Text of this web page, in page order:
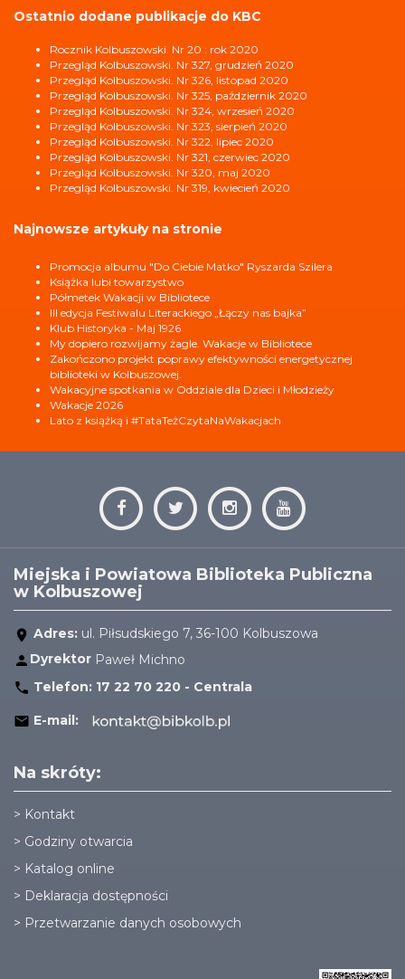
Ostatnio dodane publikacje do KBC
Rocznik Kolbuszowski. Nr 20 : rok 2020
Przegląd Kolbuszowski. Nr 327, grudzień 2020
Przegląd Kolbuszowski. Nr 326, listopad 2020
Przegląd Kolbuszowski. Nr 325, październik 2020
Przegląd Kolbuszowski. Nr 324, wrzesień 2020
Przegląd Kolbuszowski. Nr 323, sierpień 2020
Przegląd Kolbuszowski. Nr 322, lipiec 2020
Przegląd Kolbuszowski. Nr 321, czerwiec 2020
Przegląd Kolbuszowski. Nr 320, maj 2020
Przegląd Kolbuszowski. Nr 319, kwiecień 2020
Najnowsze artykuły na stronie
Promocja albumu "Do Ciebie Matko" Ryszarda Szilera
Książka lubi towarzystwo
Półmetek Wakacji w Bibliotece
III edycja Festiwalu Literackiego „Łączy nas bajka”
Klub Historyka - Maj 1926
My dopiero rozwijamy żagle. Wakacje w Bibliotece
Zakończono projekt poprawy efektywności energetycznej
biblioteki w Kolbuszowej.
Wakacyjne spotkania w Oddziale dla Dzieci i Młodzieży
Wakacje 2026
Lato z książką i #TataTeżCzytaNaWakacjach
Miejska i Powiatowa Biblioteka Publiczna
w Kolbuszowej
Adres: ul. Piłsudskiego 7, 36-100 Kolbuszowa
Dyrektor Paweł Michno
Telefon: 17 22 70 220 - Centrala
E-mail:
Na skróty:
> Kontakt
> Godziny otwarcia
> Katalog online
> Deklaracja dostępności
> Przetwarzanie danych osobowych